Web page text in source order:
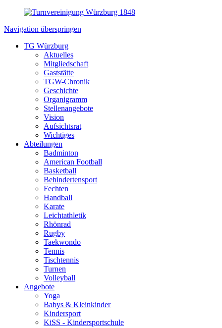
Navigation überspringen
TG Würzburg
Aktuelles
Mitgliedschaft
Gaststätte
TGW-Chronik
Geschichte
Organigramm
Stellenangebote
Vision
Aufsichtsrat
Wichtiges
Abteilungen
Badminton
American Football
Basketball
Behindertensport
Fechten
Handball
Karate
Leichtathletik
Rhönrad
Rugby
Taekwondo
Tennis
Tischtennis
Turnen
Volleyball
Angebote
Yoga
Babys & Kleinkinder
Kindersport
KiSS - Kindersportschule